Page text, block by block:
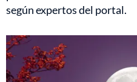
según expertos del portal.